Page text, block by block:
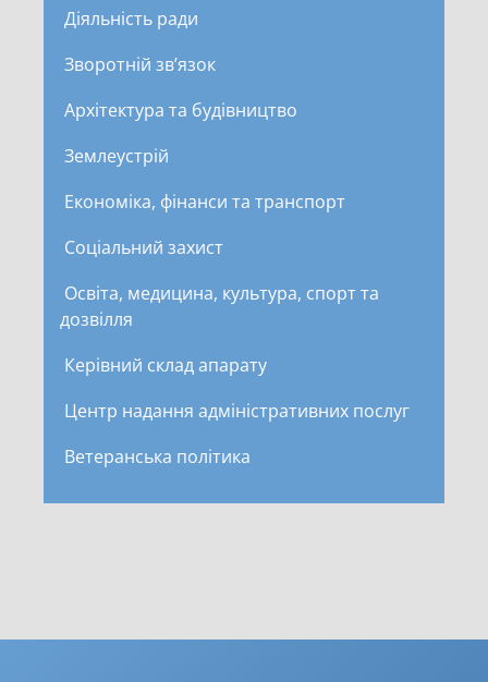
Діяльність ради
Зворотній зв’язок
Архітектура та будівництво
Землеустрій
Економіка, фінанси та транспорт
Соціальний захист
Освіта, медицина, культура, спорт та
дозвілля
Керівний склад апарату
Центр надання адміністративних послуг
Ветеранська політика